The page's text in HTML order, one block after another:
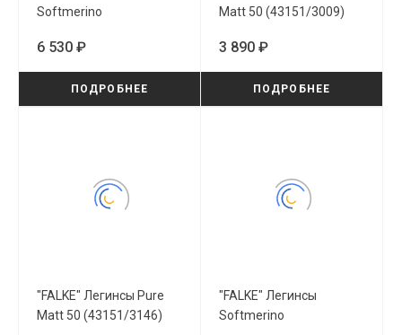
Softmerino
6 530 ₽
ПОДРОБНЕЕ
Matt 50 (43151/3009)
3 890 ₽
ПОДРОБНЕЕ
"FALKE" Легинсы Pure
Matt 50 (43151/3146)
"FALKE" Легинсы
Softmerino